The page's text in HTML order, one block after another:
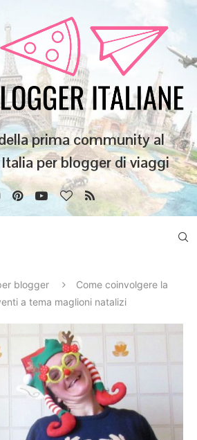
prima community al
per blogger di viaggi
blogger
Come coinvolgere la
a tema maglioni natalizi